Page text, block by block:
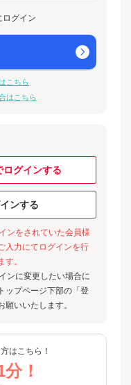
ログイン
こちら
はこちら
グインする
ンする
ンをされていた会員様
入力にてログインを行
。
ンに変更したい場合に
ップページ下部の「登
いいたします。
はこちら！
！